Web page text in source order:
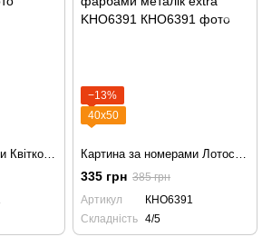
Картина за номерами Квіткова поема KHO3281 лілея
−13%
40х50
Картина за номерами Лотос під сяйвом з фарбами металік extra KHO6391
335 грн 385 грн
Артикул
КНО6391
Складність 4/5